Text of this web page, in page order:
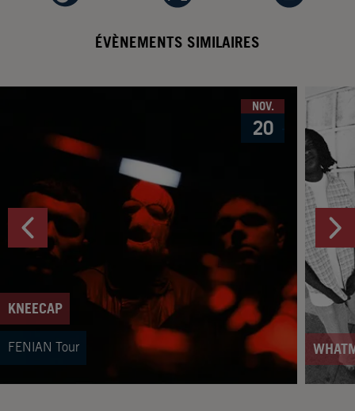
ÉVÈNEMENTS SIMILAIRES
KNEECAP
FENIAN Tour
NOV.
20